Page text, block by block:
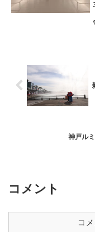
神戸ル
コメント
コ